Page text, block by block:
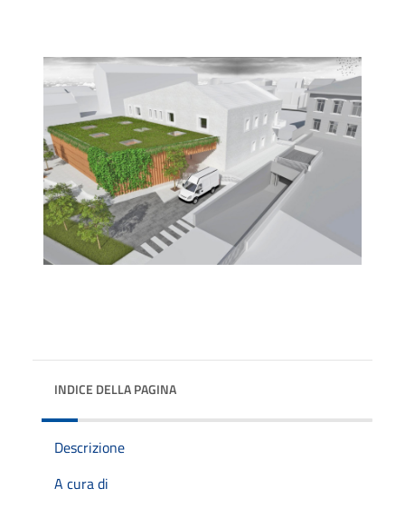
INDICE DELLA PAGINA
Descrizione
A cura di